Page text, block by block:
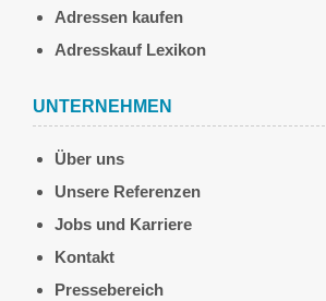
Adressen kaufen
Adresskauf Lexikon
UNTERNEHMEN
Über uns
Unsere Referenzen
Jobs und Karriere
Kontakt
Pressebereich